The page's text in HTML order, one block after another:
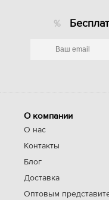
О компании
О нас
Контакты
Блог
Доставка
Оптовым